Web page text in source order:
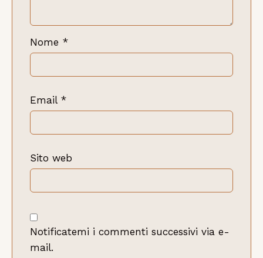
Nome *
Email *
Sito web
Notificatemi i commenti successivi via e-
mail.